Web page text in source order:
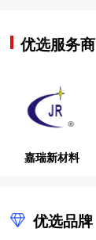
优选服务商
嘉瑞新材料
优选品牌